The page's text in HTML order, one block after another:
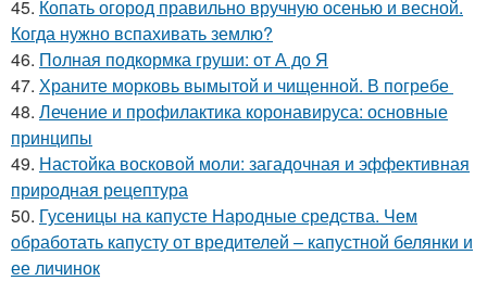
45. Копать огород правильно вручную осенью и весной.
Когда нужно вспахивать землю?
46. Полная подкормка груши: от А до Я
47. Храните морковь вымытой и чищенной. В погребе
48. Лечение и профилактика коронавируса: основные
принципы
49. Настойка восковой моли: загадочная и эффективная
природная рецептура
50. Гусеницы на капусте Народные средства. Чем
обработать капусту от вредителей – капустной белянки и
ее личинок